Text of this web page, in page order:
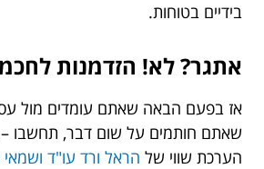
בידיים בטוחות.
אתגר? לא! הזדמנות
אז בפעם הבאה שאתם עומדים מול
שאתם חותמים על שום דבר, תחשבו
הערכת שווי של הראל ורד עו"ד ושמאי